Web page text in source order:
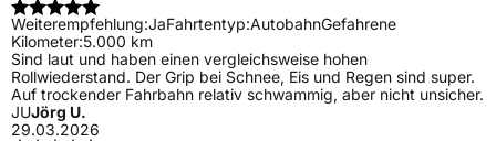
Weiterempfehlung:JaFahrtentyp:AutobahnGefahrene
Kilometer:5.000 km
Sind laut und haben einen vergleichsweise hohen
Rollwiederstand. Der Grip bei Schnee, Eis und Regen sind super.
Auf trockender Fahrbahn relativ schwammig, aber nicht unsicher.
JUJörg U.
29.03.2026